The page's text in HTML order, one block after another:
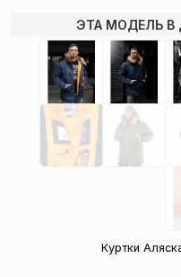
ЭТА МОДЕЛЬ В
Куртки